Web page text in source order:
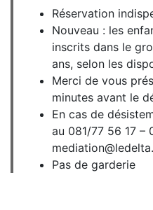
Réservation
Nouveau : les
inscrits dans le
ans, selon les
Merci de vous
minutes avant le
En cas de
au 081/77 56 17 –
Pas de garderie